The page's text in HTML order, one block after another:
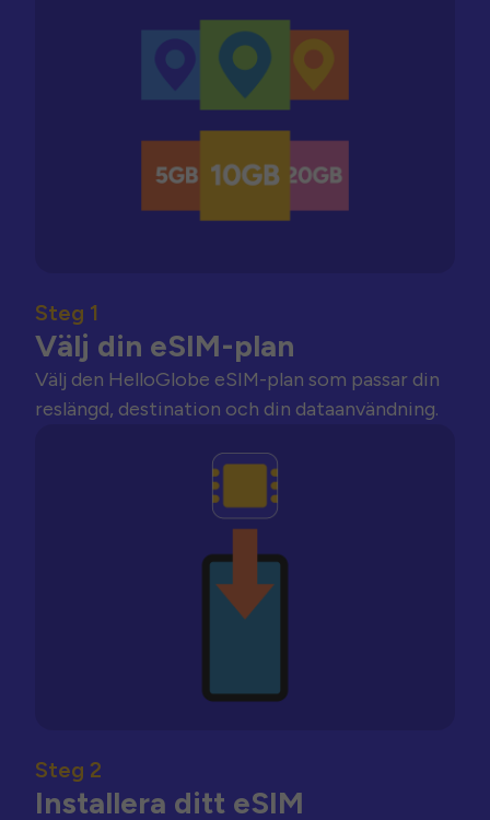
Steg 1
Välj din eSIM-plan
Välj den HelloGlobe eSIM-plan som passar din
reslängd, destination och din dataanvändning.
Steg 2
Installera ditt eSIM